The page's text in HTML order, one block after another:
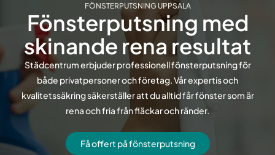
FÖNSTERPUTSNING UPPSALA
Fönsterputsning med
skinande rena resultat
Städcentrum erbjuder professionell fönsterputsning för
både privatpersoner och företag. Vår expertis och
kvalitetssäkring säkerställer att du alltid får fönster som är
rena och fria från fläckar och ränder.
Få offert på fönsterputsning